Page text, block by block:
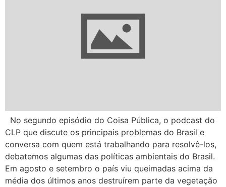
No segundo episódio do Coisa Pública, o podcast do
CLP que discute os principais problemas do Brasil e
conversa com quem está trabalhando para resolvê-los,
debatemos algumas das políticas ambientais do Brasil.
Em agosto e setembro o país viu queimadas acima da
média dos últimos anos destruírem parte da vegetação